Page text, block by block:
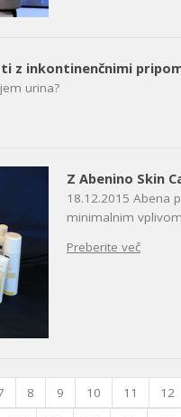
inkontinenčnimi
Z Abenino Skin
18.12.2015Abena
8 9 10 11 12